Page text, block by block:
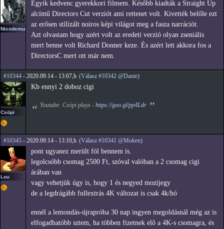
Nicodemus
Egyik kedvenc gyerekkori filmem. Később kiadták a Straight Up
alcímű Directors Cut verziót ami rettenet volt. Kivették belőle ezt
az erősen stílizált noiros képi világot meg a fasza narrációt.
Azt olvastam hogy azért volt az eredeti verzió olyan zseniális
mert benne volt Richard Donner keze. És azért lett akkora fos a
DirectorsC mert ott már nem.
#10344 - 2020.09.14 - 13:07,h (Válasz #10342 @Dante)
Csöpi
Kb ennyi 2 doboz cigi
Youtube: Csöpi plays - https://goo.gl/pp4Ldr
#10345 - 2020.09.14 - 13:10,h (Válasz #10341 @Moken)
Lou
pont ugyanez merült föl bennem is.
legolcsóbb csomag 2500 Ft, szóval valóban a 2 csomag cigi
árában van
vagy vehetjük úgy is, hogy 1 és negyed mozijegy
de a legdrágább fullextrás 4K változat is csak 4k/hó
ennél a lemondás-újrapróba 30 nap ingyen megoldásnál még az is
elfogadhatóbb sztem, ha többen fizetnek elő a 4K-s csomagra, és